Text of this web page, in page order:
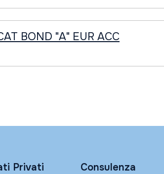
BOND "A" EUR ACC
Privati Consulenza